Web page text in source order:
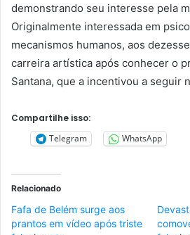
demonstrando seu interesse pela
Originalmente interessada em
mecanismos humanos, aos
carreira artística após conhecer o
Santana, que a incentivou a seguir
Compartilhe isso:
Telegram
WhatsApp
Relacionado
Fafa de Belém surge aos
prantos em vídeo após triste